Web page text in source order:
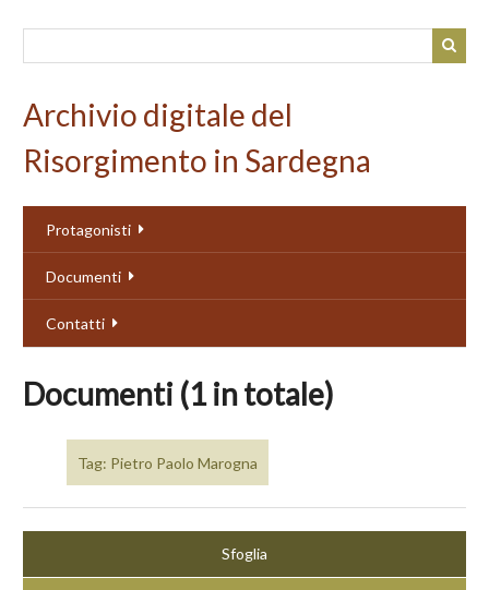
Archivio digitale del
Risorgimento in Sardegna
Protagonisti
Documenti
Contatti
Documenti (1 in totale)
Tag: Pietro Paolo Marogna
Sfoglia